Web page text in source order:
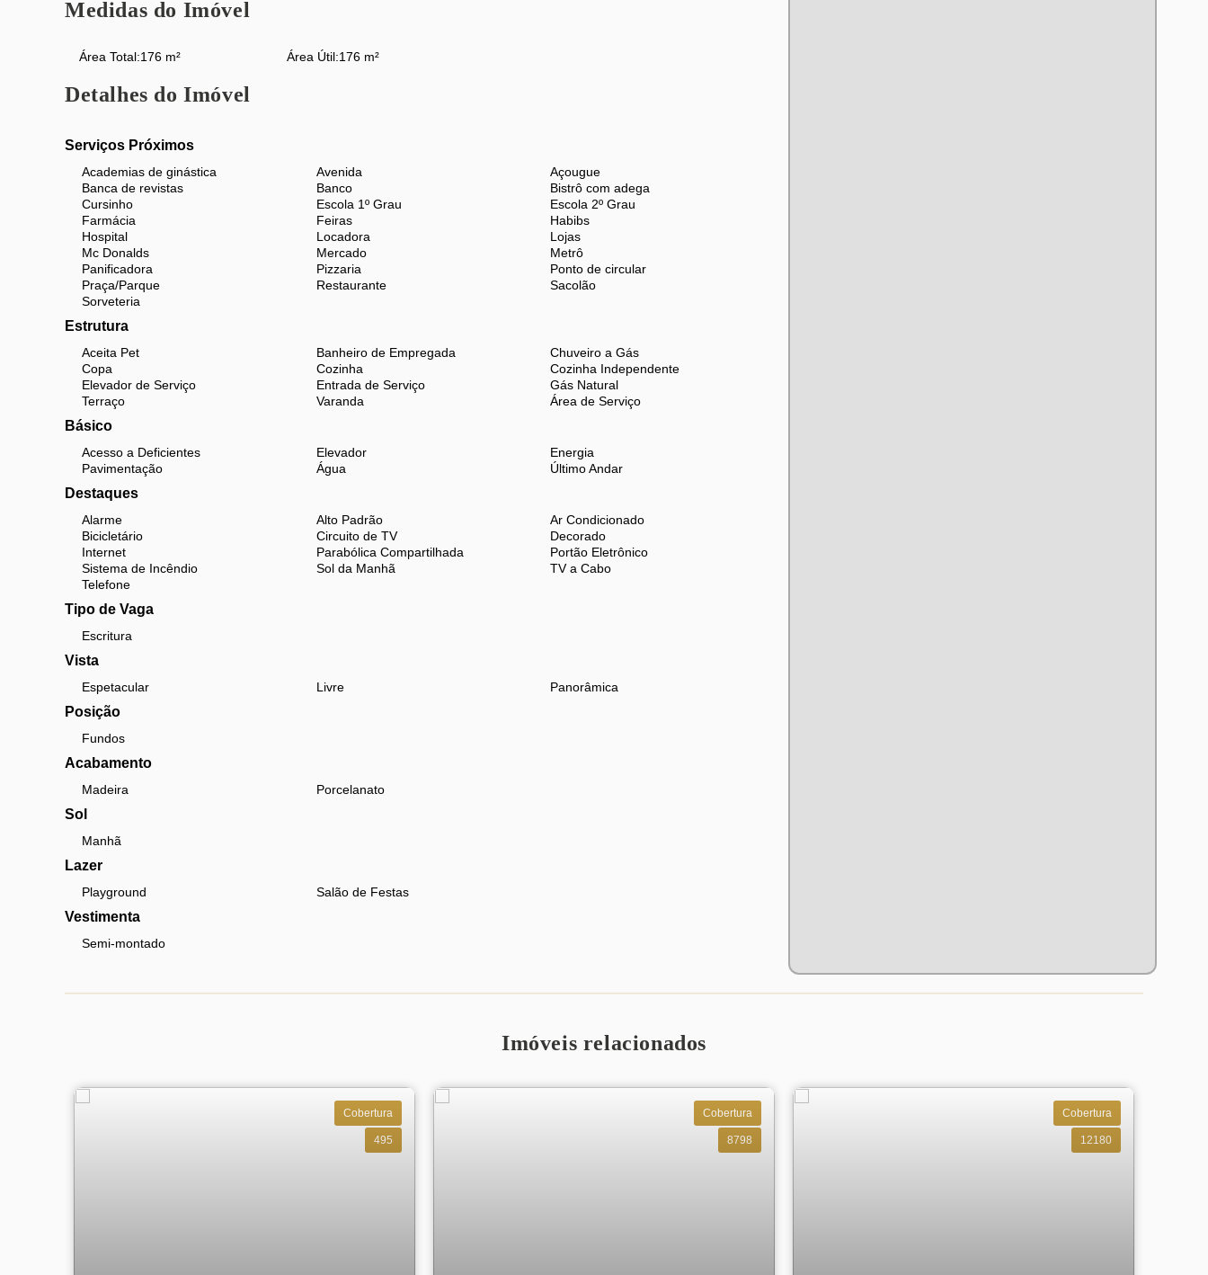
Portaria;
Circuito interno de câmeras;
Salão de festas.
Um imóvel diferenciado, que reúne localização privilegiada, excelente planta e acabamento impecável.
Agende sua visita e venha conhecer esta cobertura única na Tijuca
Medidas do Imóvel
Área Total:176 m² Área Útil:176 m²
Detalhes do Imóvel
Serviços Próximos
Academias de ginástica Avenida
Açougue
Banca de revistas
Banco
Bistrô com adega
Cursinho
Escola 1º Grau
Escola 2º Grau
Farmácia
Feiras
Habibs
Hospital
Locadora
Lojas
Mc Donalds
Mercado
Metrô
Panificadora
Pizzaria
Ponto de circular
Praça/Parque
Restaurante
Sacolão
Sorveteria
Estrutura
Aceita Pet Banheiro de Empregada
Chuveiro a Gás
Copa
Cozinha
Cozinha Independente
Elevador de Serviço
Entrada de Serviço
Gás Natural
Terraço
Varanda Área de Serviço
Básico
Acesso a Deficientes Elevador
Energia
Pavimentação
Água Último Andar
Destaques
Alarme Alto Padrão
Ar Condicionado
Bicicletário
Circuito de TV
Decorado
Internet
Parabólica Compartilhada
Portão Eletrônico
Sistema de Incêndio
Sol da Manhã
TV a Cabo
Telefone
Tipo de Vaga
Escritura
Vista
Espetacular Livre Panorâmica
Posição
Fundos
Acabamento
Madeira Porcelanato
Sol
Manhã
Lazer
Playground Salão de Festas
Vestimenta
Semi-montado
Imóveis relacionados
Cobertura
495
Cobertura
8798
Cobertura
12180